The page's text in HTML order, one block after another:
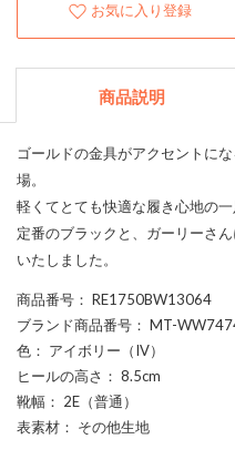
お気に入り登録
商品説明
ゴールドの金具がアクセントに
場。
軽くてとても快適な履き心地の一
定番のブラックと、ガーリーさ
いたしました。
商品番号 ： RE1750BW13064
ブランド商品番号 ： MT-
色 ： アイボリー（IV）
ヒールの高さ ： 8.5cm
靴幅 ： 2E（普通）
表素材 ： その他生地